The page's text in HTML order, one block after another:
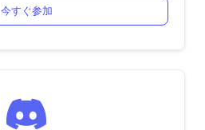
今すぐ参加